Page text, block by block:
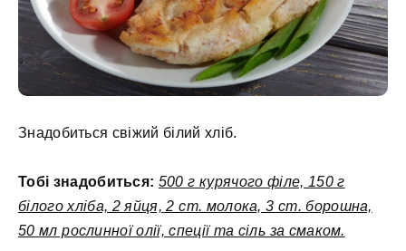
Знадобиться свіжий білий хліб.
Тобі знадобиться: 500 г курячого філе, 150 г
білого хліба, 2 яйця, 2 ст. молока, 3 ст. борошна,
50 мл рослинної олії, спеції та сіль за смаком.